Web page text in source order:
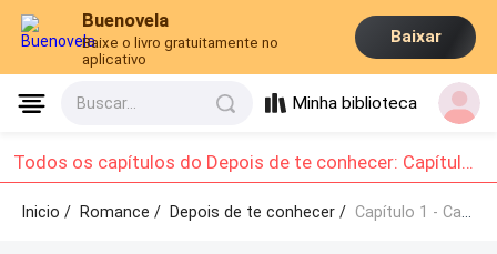
Buenovela
Baixe o livro gratuitamente no
aplicativo
Baixar
Buscar... Minha biblioteca
Todos os capítulos do Depois de te conhecer: Capítulo 1 - Capítulo 10
Inicio / Romance/Depois de te conhecer / Capítulo 1 - Capítulo 10